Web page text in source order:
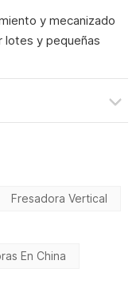
y mecanizado
lotes y pequeñas
Fresadora Vertical
En China